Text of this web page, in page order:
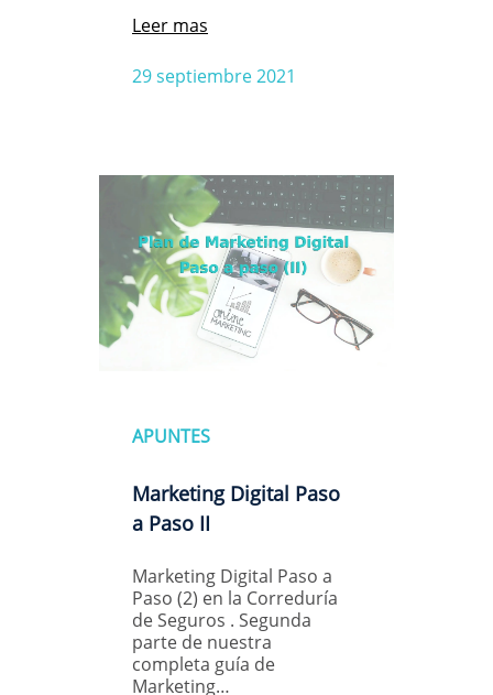
29 septiembre 2021
Leer mas
APUNTES
Marketing Digital Paso
a Paso II
Marketing Digital Paso a
Paso (2) en la Correduría
de Seguros . Segunda
parte de nuestra
completa guía de
Marketing…